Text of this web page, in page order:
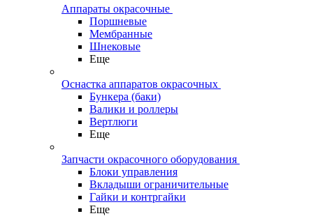
Аппараты окрасочные
Поршневые
Мембранные
Шнековые
Еще
Оснастка аппаратов окрасочных
Бункера (баки)
Валики и роллеры
Вертлюги
Еще
Запчасти окрасочного оборудования
Блоки управления
Вкладыши ограничительные
Гайки и контргайки
Еще